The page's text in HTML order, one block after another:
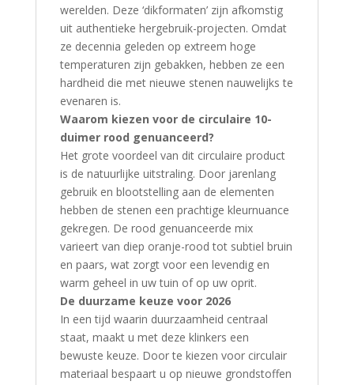
werelden. Deze ‘dikformaten’ zijn afkomstig
uit authentieke hergebruik-projecten. Omdat
ze decennia geleden op extreem hoge
temperaturen zijn gebakken, hebben ze een
hardheid die met nieuwe stenen nauwelijks te
evenaren is.
Waarom kiezen voor de circulaire 10-
duimer rood genuanceerd?
Het grote voordeel van dit circulaire product
is de natuurlijke uitstraling. Door jarenlang
gebruik en blootstelling aan de elementen
hebben de stenen een prachtige kleurnuance
gekregen. De rood genuanceerde mix
varieert van diep oranje-rood tot subtiel bruin
en paars, wat zorgt voor een levendig en
warm geheel in uw tuin of op uw oprit.
De duurzame keuze voor 2026
In een tijd waarin duurzaamheid centraal
staat, maakt u met deze klinkers een
bewuste keuze. Door te kiezen voor circulair
materiaal bespaart u op nieuwe grondstoffen